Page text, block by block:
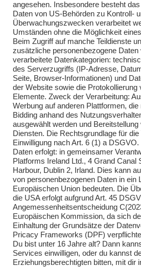
Übungen 2024
Übungen 2025
Impressum
Impressum
Kontakt
Kontakt
Brandsicherheitswache
Brandsicherheitswache
angesehen. Insbesondere besteht
Daten von US-Behörden zu Kontroll-
Überwachungszwecken verarbeitet
Umständen ohne die Möglichkeit
Beim Zugriff auf manche Teildienste
zusätzliche personenbezogene Daten
verarbeitete Datenkategorien:
des Serverzugriffs (IP-Adresse,
Seite, Browser-Informationen) und
der Website sowie die
Elemente. Zweck der Verarbeitung:
Werbung auf anderen Plattformen,
Bidding anhand des
ausgewählt werden und
Diensten. Die Rechtsgrundlage für
Einwilligung nach Art. 6 (1) a
Daten erfolgt: in gemeinsamer
Platforms Ireland Ltd., 4 Grand Canal
Harbour, Dublin 2, Irland. Dies kann
von personenbezogenen Daten in ein
Europäischen Union bedeuten. Die
die USA erfolgt aufgrund Art. 45
Angemessenheitsentscheidung
Europäischen Kommission, da sich
Einhaltung der Grundsätze der
Pricacy Frameworks (DPF)
Du bist unter 16 Jahre alt? Dann
Services einwilligen, oder du kannst
Erziehungsberechtigten bitten, mit dir